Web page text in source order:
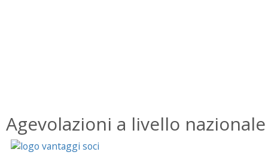
Agevolazioni a livello nazionale